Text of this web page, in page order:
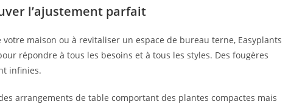
l’ajustement parfait
maison ou à revitaliser un espace de bureau terne, Easyplants
répondre à tous les besoins et à tous les styles. Des fougères
infinies.
arrangements de table comportant des plantes compactes mais